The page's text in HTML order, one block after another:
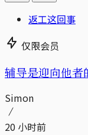
返工这回事
仅限会员
辅导是迎向他
Simon
20 小时前